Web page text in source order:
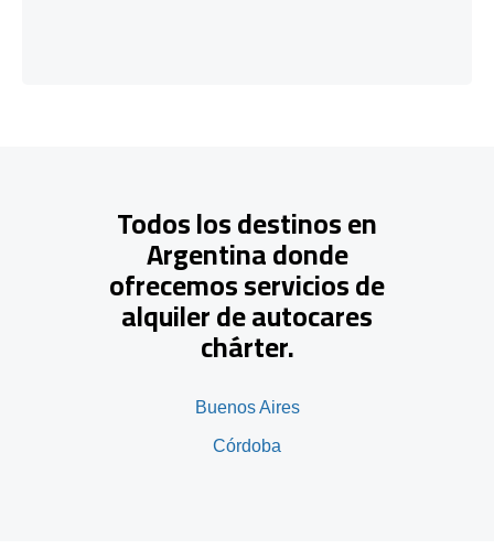
Todos los destinos en
Argentina donde
ofrecemos servicios de
alquiler de autocares
chárter.
Buenos Aires
Córdoba